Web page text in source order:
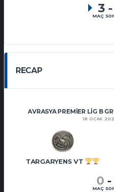
3 -
MAÇ
RECAP
AVRASYA PREMIER LIG B
18 OCAK
TARGARYENS VT
0 -
MAÇ